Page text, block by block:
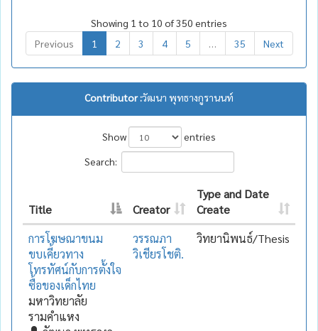
Showing 1 to 10 of 350 entries
Previous
1 2 3 4 5 35 Next
Contributor :วัฒนา พุทธางกูรานนท์
Show
entries
Search:
Title Creator
Type and Date
Create
การโฆษณาขนม
ขบเคี้ยวทาง
โทรทัศน์กับการตั้งใจ
ซื้อของเด็กไทย
มหาวิทยาลัย
รามคำแหง
วรรณภา
วิเชียรโชติ.
วิทยานิพนธ์/Thesis